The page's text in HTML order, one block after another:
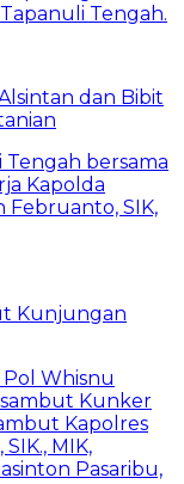
dan Bibit
Kunjungan